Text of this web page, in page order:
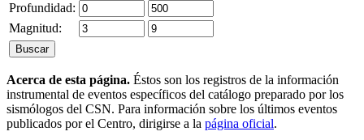
Profundidad:
Magnitud:
Acerca de esta página. Éstos son los registros de la información
instrumental de eventos específicos del catálogo preparado por los
sismólogos del CSN. Para información sobre los últimos eventos
publicados por el Centro, dirigirse a la página oficial.